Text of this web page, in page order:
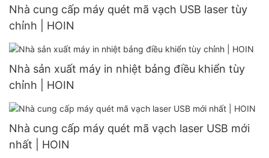
Nhà cung cấp máy quét mã vạch USB laser tùy
chỉnh | HOIN
Nhà sản xuất máy in nhiệt bảng điều khiển tùy
chỉnh | HOIN
Nhà cung cấp máy quét mã vạch laser USB mới
nhất | HOIN